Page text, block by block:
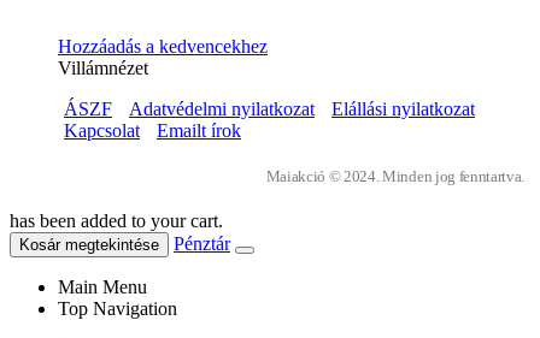
Hozzáadás a kedvencekhez
Villámnézet
ÁSZF
Adatvédelmi nyilatkozat
Elállási nyilatkozat
Kapcsolat
Emailt írok
Maiakció © 2024. Minden jog fenntartva.
has been added to your cart.
Kosár megtekintése Pénztár
Main Menu
Top Navigation